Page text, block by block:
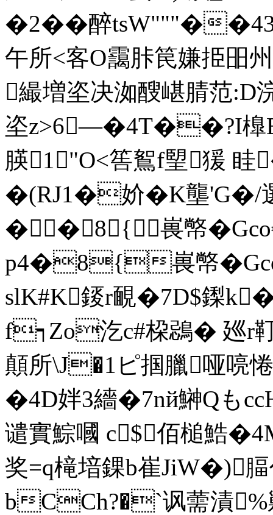
�2��醉tsW"""�
午所<客O靄胩笢嫌挋昍
繓増垐决洳醙嵁腈范
垐z>6—�4T��?I橰
朠1"O<筶鴽f朢猨 眭
�(RJ1�妎�K壟'G�/
��8{嵔幤
p4�8{嵔幤
slK#K錽r靦�7D$鏫k�
f┑Zo汔c#桗鵋� 廵r
顛所\J�1ピ掴臘哑
�4D姅3繬�7nй鰰Q
谴實鯮嘓 c$ 佰槌鯌
奖=q槞堷錁b崔JiW�)腷
bCCh?�`讽薷漬%